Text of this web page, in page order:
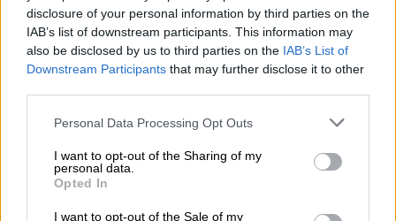
disclosure of your personal information by third parties on the
IAB’s list of downstream participants. This information may
also be disclosed by us to third parties on the IAB’s List of
Downstream Participants that may further disclose it to other
Please note that this website/app uses one or more Google
not limited to your visit or usage behaviour. You may click to
grant or deny consent to Google and its third-party tags to
use your data for below specified purposes in below Google
consent section.
Personal Data Processing Opt Outs
I want to opt-out of the Sharing of my
personal data.
Opted In
I want to opt-out of the Sale of my
μεταφερθούν σε καταφύγια για άστεγους,
όπου θα τους προσφερθούν υπηρεσίες
απεξάρτησης ή ψυχικής υγείας, και αν
εκπρόσωπος του προέδρουΝτόναλντ Τραμπ
κατά την ενημέρωση των διαπιστευμένων
συντακτών στον Λευκό Οίκο.
Προχωρώντας σε κίνηση άνευ